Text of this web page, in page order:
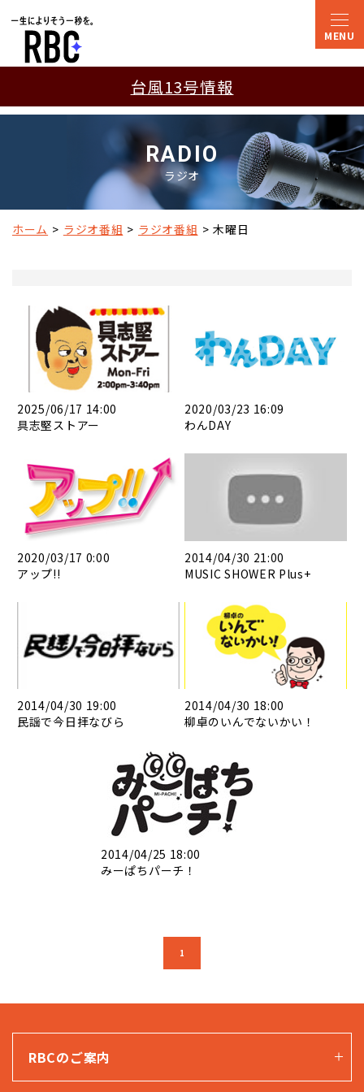
台風13号情報
RADIO
ラジオ
ホーム ラジオ番組 ラジオ番組 木曜日
2025/06/17 14:00
具志堅ストアー
2020/03/23 16:09
わんDAY
2020/03/17 0:00
アップ!!
2014/04/30 21:00
MUSIC SHOWER Plus+
2014/04/30 19:00
民謡で今日拝なびら
2014/04/30 18:00
柳卓のいんでないかい！
2014/04/25 18:00
みーぱちパーチ！
1
RBCのご案内